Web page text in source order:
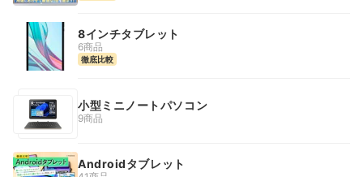
8インチタブレット
6商品
徹底比較
小型ミニノートパソコン
9商品
Androidタブレット